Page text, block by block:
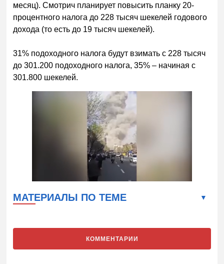
месяц). Смотрич планирует повысить планку 20-
процентного налога до 228 тысяч шекелей годового
дохода (то есть до 19 тысяч шекелей).
31% подоходного налога будут взимать с 228 тысяч
до 301.200 подоходного налога, 35% – начиная с
301.800 шекелей.
МАТЕРИАЛЫ ПО ТЕМЕ
КОММЕНТАРИИ